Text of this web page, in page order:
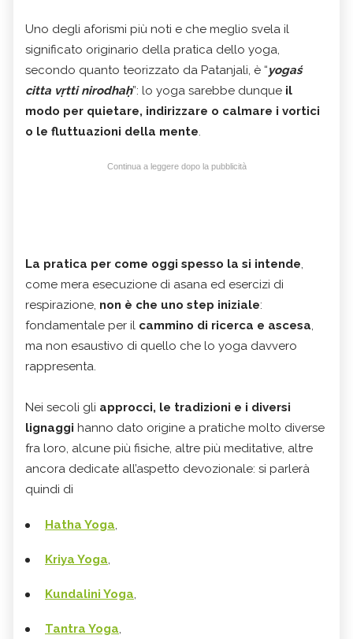
Uno degli aforismi più noti e che meglio svela il
significato originario della pratica dello yoga,
secondo quanto teorizzato da Patanjali, è “yogaś
citta vṛtti nirodhaḥ”: lo yoga sarebbe dunque il
modo per quietare, indirizzare o calmare i vortici
o le fluttuazioni della mente.
Continua a leggere dopo la pubblicità
La pratica per come oggi spesso la si intende,
come mera esecuzione di asana ed esercizi di
respirazione, non è che uno step iniziale:
fondamentale per il cammino di ricerca e ascesa,
ma non esaustivo di quello che lo yoga davvero
rappresenta.
Nei secoli gli approcci, le tradizioni e i diversi
lignaggi hanno dato origine a pratiche molto diverse
fra loro, alcune più fisiche, altre più meditative, altre
ancora dedicate all’aspetto devozionale: si parlerà
quindi di
Hatha Yoga,
Kriya Yoga,
Kundalini Yoga,
Tantra Yoga,